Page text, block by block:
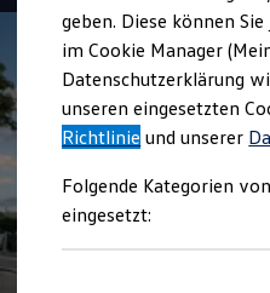
Auf- und Umbauten
Groß- und
Großkunden
Kommunen &
Journalisten
Sportvereine
Branchenlösungen
Gewerbliche
Service &
Kühlfahrzeuge
geben. Diese können
im Cookie Manager
Datenschutzerklärung
unseren eingesetzten
Richtlinie und unserer
Folgende Kategorien
eingesetzt: